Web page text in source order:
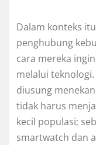
Dalam konteks
penghubung
cara mereka
melalui teknologi.
diusung
tidak harus
kecil populasi;
smartwatch dan